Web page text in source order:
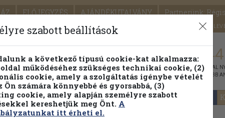
ELŐJEGYZÉS AJÁNDÉKUTALVÁNY Partnerünk:
SEGÍTSÉG
ÁRAINK FENNTARTHATÓ OLVASMÁNYOK
Részletes kereső Témaköri fa
KIADVÁNNYAL
LEGNAGYOBB
szabott beállítások
a következő típusú cookie-kat alkalmazza:
működéséhez szükséges technikai cookie, (2)
cookie, amely a szolgáltatás igénybe vételét
Ön számára könnyebbé és gyorsabbá, (3)
cookie, amely alapján személyre szabott
kereshetjük meg Önt. A
itt érheti el.